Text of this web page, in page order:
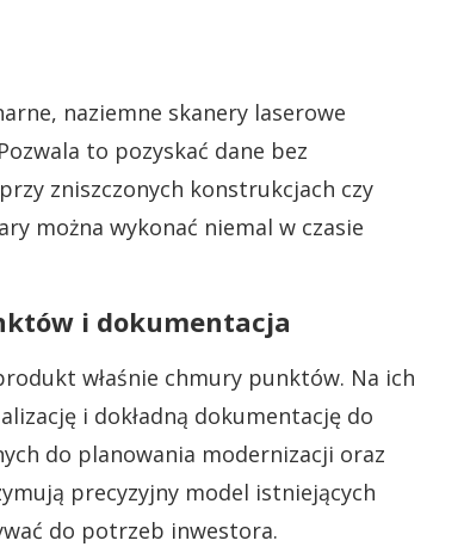
naziemne skanery laserowe
to pozyskać dane bez
zniszczonych konstrukcjach czy
można wykonać niemal w czasie
i dokumentacja
właśnie chmury punktów. Na ich
i dokładną dokumentację do
do planowania modernizacji oraz
precyzyjny model istniejących
do potrzeb inwestora.